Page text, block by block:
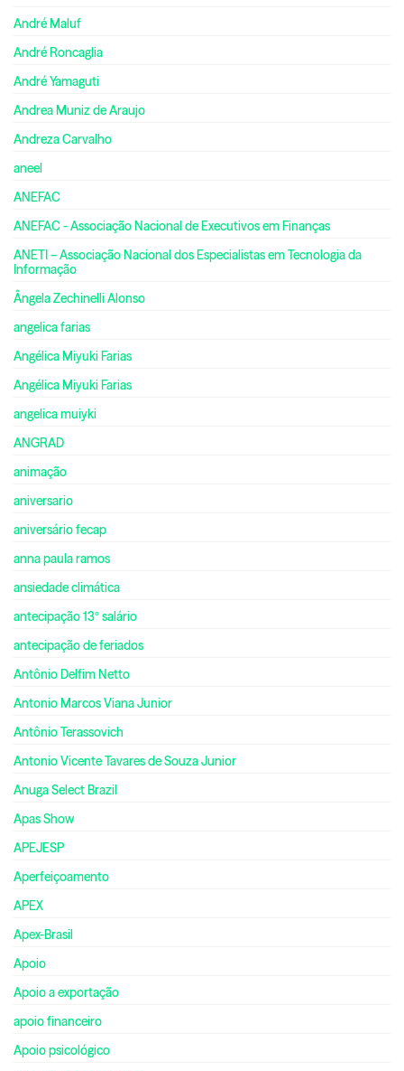
André Maluf
André Roncaglia
André Yamaguti
Andrea Muniz de Araujo
Andreza Carvalho
aneel
ANEFAC
ANEFAC - Associação Nacional de Executivos em Finanças
ANETI – Associação Nacional dos Especialistas em Tecnologia da
Informação
Ângela Zechinelli Alonso
angelica farias
Angélica Miyuki Farias
Angélica Miyuki Farias
angelica muiyki
ANGRAD
animação
aniversario
aniversário fecap
anna paula ramos
ansiedade climática
antecipação 13º salário
antecipação de feriados
Antônio Delfim Netto
Antonio Marcos Viana Junior
Antônio Terassovich
Antonio Vicente Tavares de Souza Junior
Anuga Select Brazil
Apas Show
APEJESP
Aperfeiçoamento
APEX
Apex-Brasil
Apoio
Apoio a exportação
apoio financeiro
Apoio psicológico